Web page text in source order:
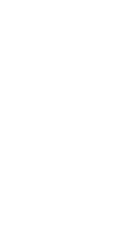
du lịch,My
không gian
chúng mình
du khách
đăng hình
rừng thông.
thoải mái
sinh 💕
chúng mình
giấc ngủ sâu